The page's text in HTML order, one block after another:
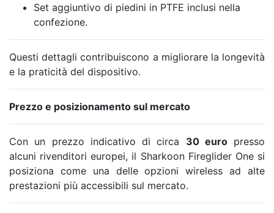
Set aggiuntivo di piedini in PTFE inclusi nella
confezione.
Questi dettagli contribuiscono a migliorare la longevità
e la praticità del dispositivo.
Prezzo e posizionamento sul mercato
Con un prezzo indicativo di circa 30 europresso
alcuni rivenditori europei, il Sharkoon Fireglider One si
posiziona come una delle opzioni wireless ad alte
prestazioni più accessibili sul mercato.